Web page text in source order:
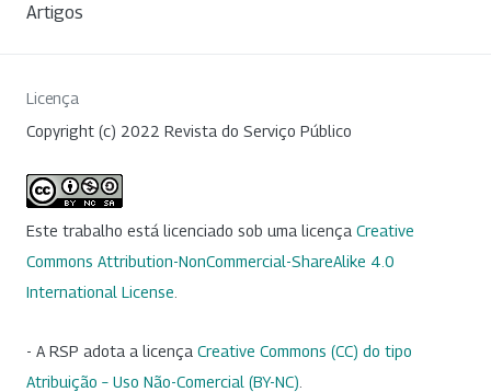
Artigos
Licença
Copyright (c) 2022 Revista do Serviço Público
Este trabalho está licenciado sob uma licença Creative
Commons Attribution-NonCommercial-ShareAlike 4.0
International License
- A RSP adota a licença Creative Commons (CC) do tipo
Atribuição – Uso Não-Comercial (BY-NC)